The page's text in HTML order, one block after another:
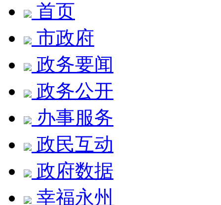
首页
市政府
政务要闻
政务公开
办事服务
政民互动
政府数据
幸福永州